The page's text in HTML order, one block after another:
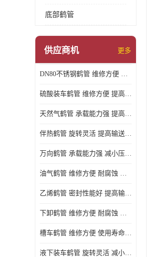
底部鹤管
供应商机 更多
DN80不锈钢鹤管 维修方便 提高输送效率
硫酸装车鹤管 维修方便 提高输送效率
天然气鹤管 承载能力强 提高输送效率
伴热鹤管 旋转灵活 提高输送效率
万向鹤管 承载能力强 减小压力损失
油气鹤管 维修方便 耐腐蚀 耐高温
乙烯鹤管 密封性能好 提高输送效率
下卸鹤管 维修方便 耐腐蚀 耐高温
槽车鹤管 维修方便 使用寿命较长
液下装车鹤管 旋转灵活 减小压力损失